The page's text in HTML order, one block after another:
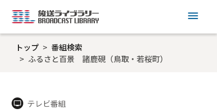
menu
トップ
番組検索
ふるさと百景 諸鹿硯（鳥取・若桜町）
tv テレビ番組